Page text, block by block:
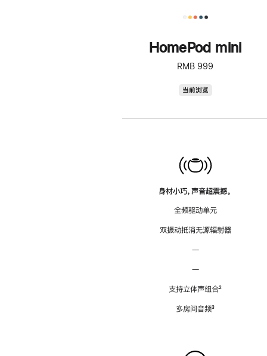
HomePod mini
RMB 999
当前浏览
身材小巧，声音超震撼。
全频驱动单元
双振动抵消无源辐射器
—
—
支持立体声组合脚
²
多房间音频脚
³